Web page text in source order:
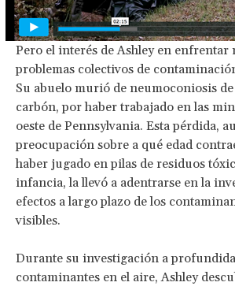
Pero el interés de Ashley en enfrentar
problemas colectivos de
Su abuelo murió de neumoconiosis
carbón, por haber trabajado en las
oeste de Pennsylvania. Esta pérdida,
preocupación sobre a qué edad
haber jugado en pilas de residuos
infancia, la llevó a adentrarse en la
efectos a largo plazo de los
visibles.
Durante su investigación a
contaminantes en el aire, Ashley